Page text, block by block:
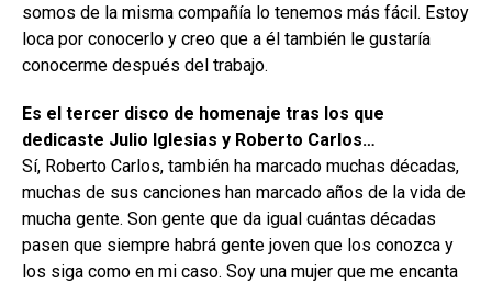
somos de la misma compañía lo tenemos más fácil. Estoy
loca por conocerlo y creo que a él también le gustaría
conocerme después del trabajo.
Es el tercer disco de homenaje tras los que
dedicaste Julio Iglesias y Roberto Carlos…
Sí, Roberto Carlos, también ha marcado muchas décadas,
muchas de sus canciones han marcado años de la vida de
mucha gente. Son gente que da igual cuántas décadas
pasen que siempre habrá gente joven que los conozca y
los siga como en mi caso. Soy una mujer que me encanta